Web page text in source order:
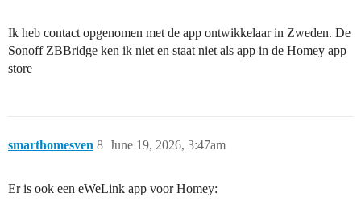
Ik heb contact opgenomen met de app ontwikkelaar in Zweden. De
Sonoff ZBBridge ken ik niet en staat niet als app in de Homey app
store
smarthomesven June 19, 2026, 3:47am
8
Er is ook een eWeLink app voor Homey: